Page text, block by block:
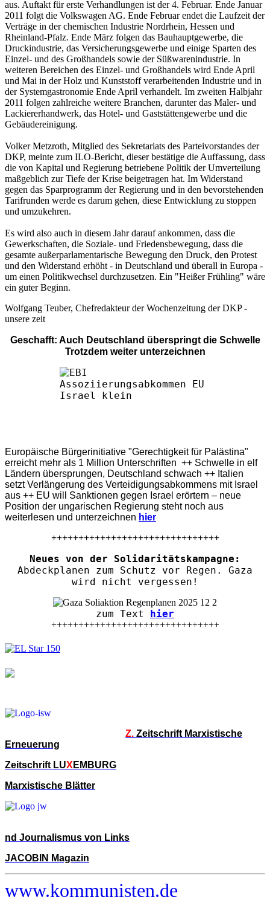
aus. Auftakt für erste Verhandlungen ist der 4. Februar. Ende Januar
2011 folgt die Volkswagen AG. Ende Februar endet die Laufzeit der
Verträge in der chemischen Industrie Nordrhein, Hessen und
Rheinland-Pfalz. Ende März folgen das Bauhauptgewerbe, die
Druckindustrie, das Versicherungsgewerbe und einige Sparten des
Einzel- und des Großhandels sowie der Süßwarenindustrie. In
weiteren Bereichen des Einzel- und Großhandels wird Ende April
und Mai in der Holz und Kunststoff verarbeitenden Industrie und in
der Systemgastronomie Ende April verhandelt. Im zweiten Halbjahr
2011 folgen zahlreiche weitere Branchen, darunter das Maler- und
Lackiererhandwerk, das Hotel- und Gaststättengewerbe und die
Gebäudereinigung.
Volker Metzroth, Mitglied des Sekretariats des Parteivorstandes der
DKP, meinte zum ILO-Bericht, dieser bestätige die Auffassung, dass
die von Kapital und Regierung betriebene Politik der Umverteilung
maßgeblich zur Tiefe der Krise beigetragen hat. Im Widerstand
gegen das Sparprogramm der Regierung und in den bevorstehenden
Tarifrunden werde es darum gehen, diese Entwicklung zu stoppen
und umzukehren.
Es wird also auch in diesem Jahr darauf ankommen, dass die
Gewerkschaften, die Soziale- und Friedensbewegung, dass die
gesamte außerparlamentarische Bewegung den Druck, den Protest
und den Widerstand erhöht - in Deutschland und überall in Europa -
um einen Politikwechsel durchzusetzen. Ein "Heißer Frühling" wäre
ein guter Beginn.
Wolfgang Teuber, Chefredakteur der Wochenzeitung der DKP -
unsere zeit
Geschafft: Auch Deutschland überspringt die Schwelle
Trotzdem weiter unterzeichnen
Europäische Bürgerinitiative "Gerechtigkeit für Palästina"
erreicht mehr als 1 Million Unterschriften ++ Schwelle in elf
Ländern übersprungen, Deutschland schwach ++ Italien
setzt Verlängerung des Verteidigungsabkommens mit Israel
aus ++ EU will Sanktionen gegen Israel erörtern – neue
Position der ungarischen Regierung steht noch aus
weiterlesen und unterzeichnen hier
+++++++++++++++++++++++++++++++
Neues von der Solidaritätskampagne:
Abdeckplanen zum Schutz vor Regen. Gaza
wird nicht vergessen!
zum Text hier
+++++++++++++++++++++++++++++++
Z. Zeitschrift Marxistische
Erneuerung
Zeitschrift LUX EMBURG
Marxistische Blätter
nd Journalismus von Links
JACOBIN Magazin
www.kommunisten.de